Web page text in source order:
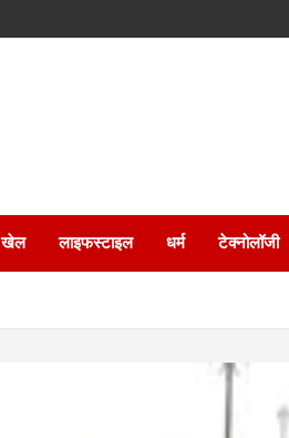
खेल लाइफस्टाइल धर्म टेक्नोलॉजी